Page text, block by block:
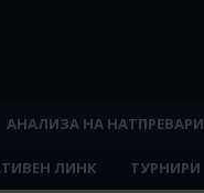
АНАЛИЗА НА НАТПРЕВАРИ
ЛИНК ТУРНИРИ